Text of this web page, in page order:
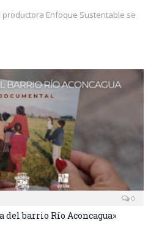
productora Enfoque Sustentable se
0
barrio Río Aconcagua»